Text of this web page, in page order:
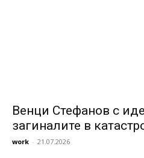
Венци Стефанов с
загиналите в
work - 21.07.2026